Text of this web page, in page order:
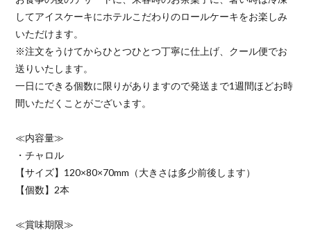
してアイスケーキにホテルこだわりのロールケーキをお楽しみ
いただけます。
※注文をうけてからひとつひとつ丁寧に仕上げ、クール便でお
送りいたします。
一日にできる個数に限りがありますので発送まで1週間ほどお時
間いただくことがございます。
≪内容量≫
・チャロル
【サイズ】120×80×70mm（大きさは多少前後します）
【個数】2本
≪賞味期限≫